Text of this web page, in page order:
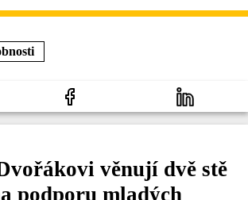
věnují dvě stě
podporu mladých